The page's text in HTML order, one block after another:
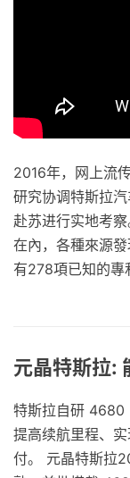
2016年，网上流
研究协调特斯拉
赴苏进行实地考
在內，各種來源
有278項已知的專
元晶特斯拉:
特斯拉自研 4680
提高续航里程、
付。 元晶特斯拉